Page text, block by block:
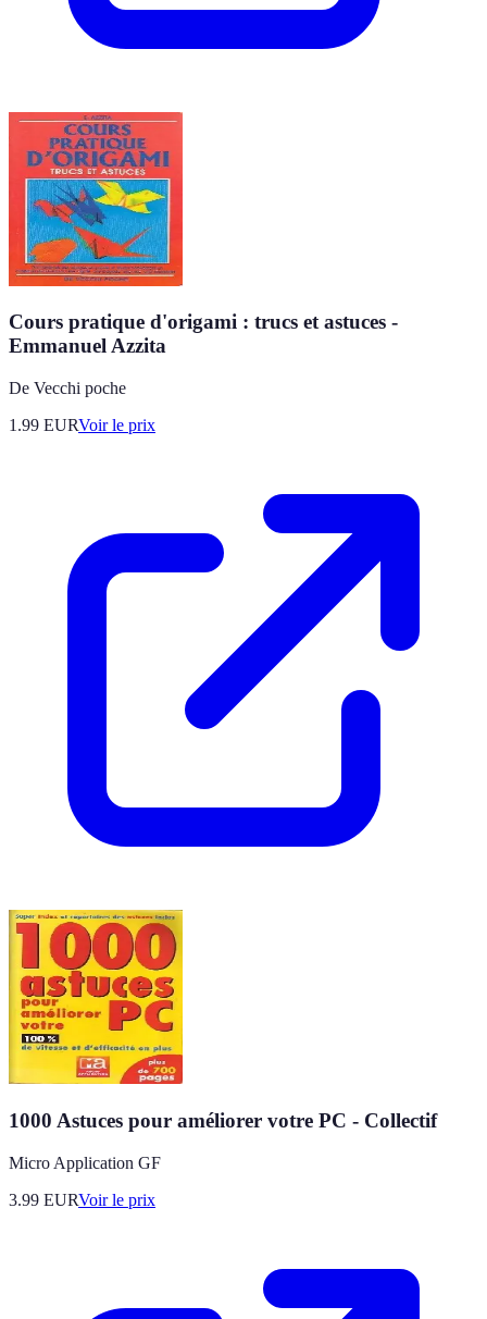
Cours pratique d'origami : trucs et astuces -
Emmanuel Azzita
De Vecchi poche
1.99 EURVoir le prix
1000 Astuces pour améliorer votre PC - Collectif
Micro Application GF
3.99 EURVoir le prix